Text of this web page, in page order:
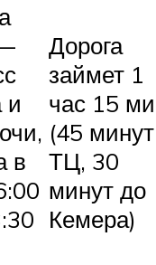
и
в
Дорога
займет 1
час 15
(45
ТЦ, 30
минут до
Кемера)